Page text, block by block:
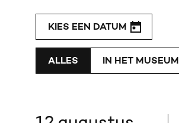
KIES EEN DATUM
ALLES IN HET MUSEUM